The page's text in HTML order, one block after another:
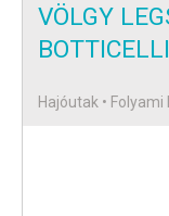
VÖLGY
Hajóutak •